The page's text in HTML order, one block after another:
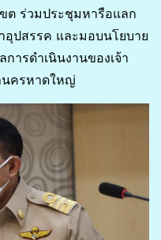
ต ร่วมประชุมหารือแลก
อุปสรรค และมอบนโยบาย
ารดำเนินงานของเจ้า
ครหาดใหญ่